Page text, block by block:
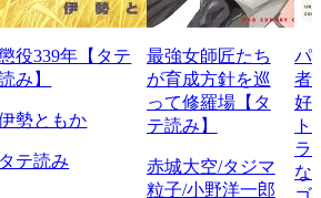
役339年【タテ
み】
勢ともか
タテ読み
最強女師匠たち
が育成方針を巡
って修羅場【タ
テ読み】
赤城大空/タジマ
粒子/小野洋一郎
パ
者
好
ト
ラ
な